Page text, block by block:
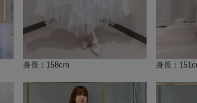
身長：158cm 身長：